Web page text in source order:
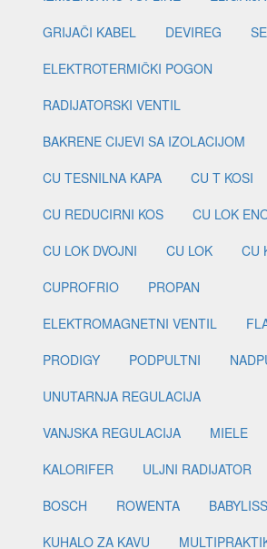
GRIJAČI KABEL
DEVIREG
ELEKTROTERMIČKI POGON
RADIJATORSKI VENTIL
BAKRENE CIJEVI SA IZOLACIJOM
CU TESNILNA KAPA
CU T KOSI
CU REDUCIRNI KOS
CU LOK
CU LOK DVOJNI
CU LOK
CU
CUPROFRIO
PROPAN
ELEKTROMAGNETNI VENTIL
PRODIGY
PODPULTNI
UNUTARNJA REGULACIJA
VANJSKA REGULACIJA
MIELE
KALORIFER
ULJNI RADIJATOR
BOSCH
ROWENTA BABYLISS
KUHALO ZA KAVU